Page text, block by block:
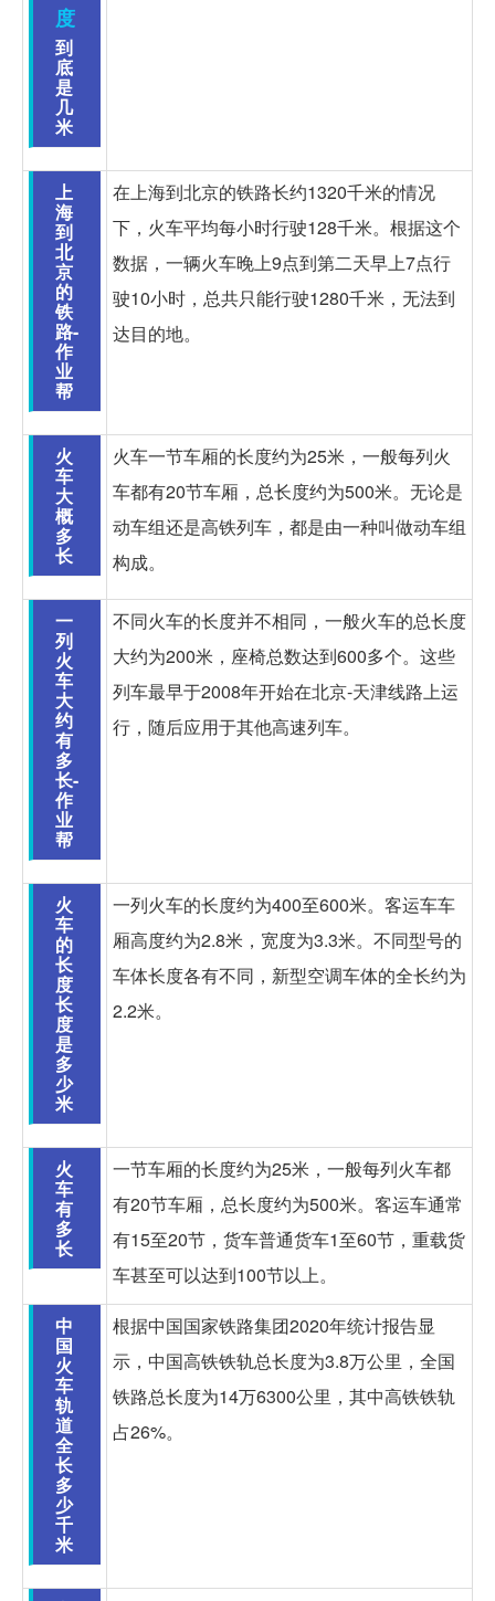
度
到
底
是
几
米
上
海
到
北
京
的
铁
路-
作
业
帮
在上海到北京的铁路长约1320千米的情况
下，火车平均每小时行驶128千米。根据这个
数据，一辆火车晚上9点到第二天早上7点行
驶10小时，总共只能行驶1280千米，无法到
达目的地。
火
车
大
概
多
长
火车一节车厢的长度约为25米，一般每列火
车都有20节车厢，总长度约为500米。无论是
动车组还是高铁列车，都是由一种叫做动车组
构成。
一
列
火
车
大
约
有
多
长-
作
业
帮
不同火车的长度并不相同，一般火车的总长度
大约为200米，座椅总数达到600多个。这些
列车最早于2008年开始在北京-天津线路上运
行，随后应用于其他高速列车。
火
车
的
长
度
长
度
是
多
少
米
一列火车的长度约为400至600米。客运车车
厢高度约为2.8米，宽度为3.3米。不同型号的
车体长度各有不同，新型空调车体的全长约为
2.2米。
火
车
有
多
长
一节车厢的长度约为25米，一般每列火车都
有20节车厢，总长度约为500米。客运车通常
有15至20节，货车普通货车1至60节，重载货
车甚至可以达到100节以上。
中
国
火
车
轨
道
全
长
多
少
千
米
根据中国国家铁路集团2020年统计报告显
示，中国高铁铁轨总长度为3.8万公里，全国
铁路总长度为14万6300公里，其中高铁铁轨
占26%。